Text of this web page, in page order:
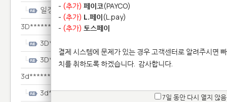
일정****
3D************
3D************
3D************
3d*********
3d*********
- (추가) 페이코(PAYCO)
- (추가) L.페이(L.pay)
- (추가) 토스페이
결제 시스템에 문제가 있는 경우 고객센터로 알려주시면
치를 취하도록 하겠습니다. 감사합니다.
7일 동안 다시 열지 않음